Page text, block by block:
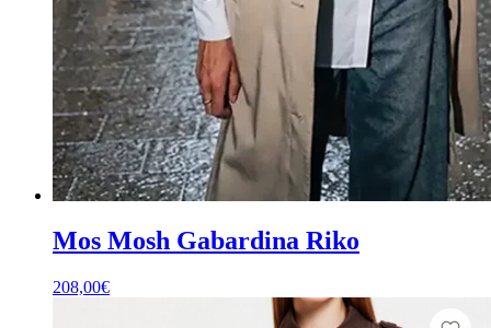
Mos Mosh Gabardina Riko
208,00€